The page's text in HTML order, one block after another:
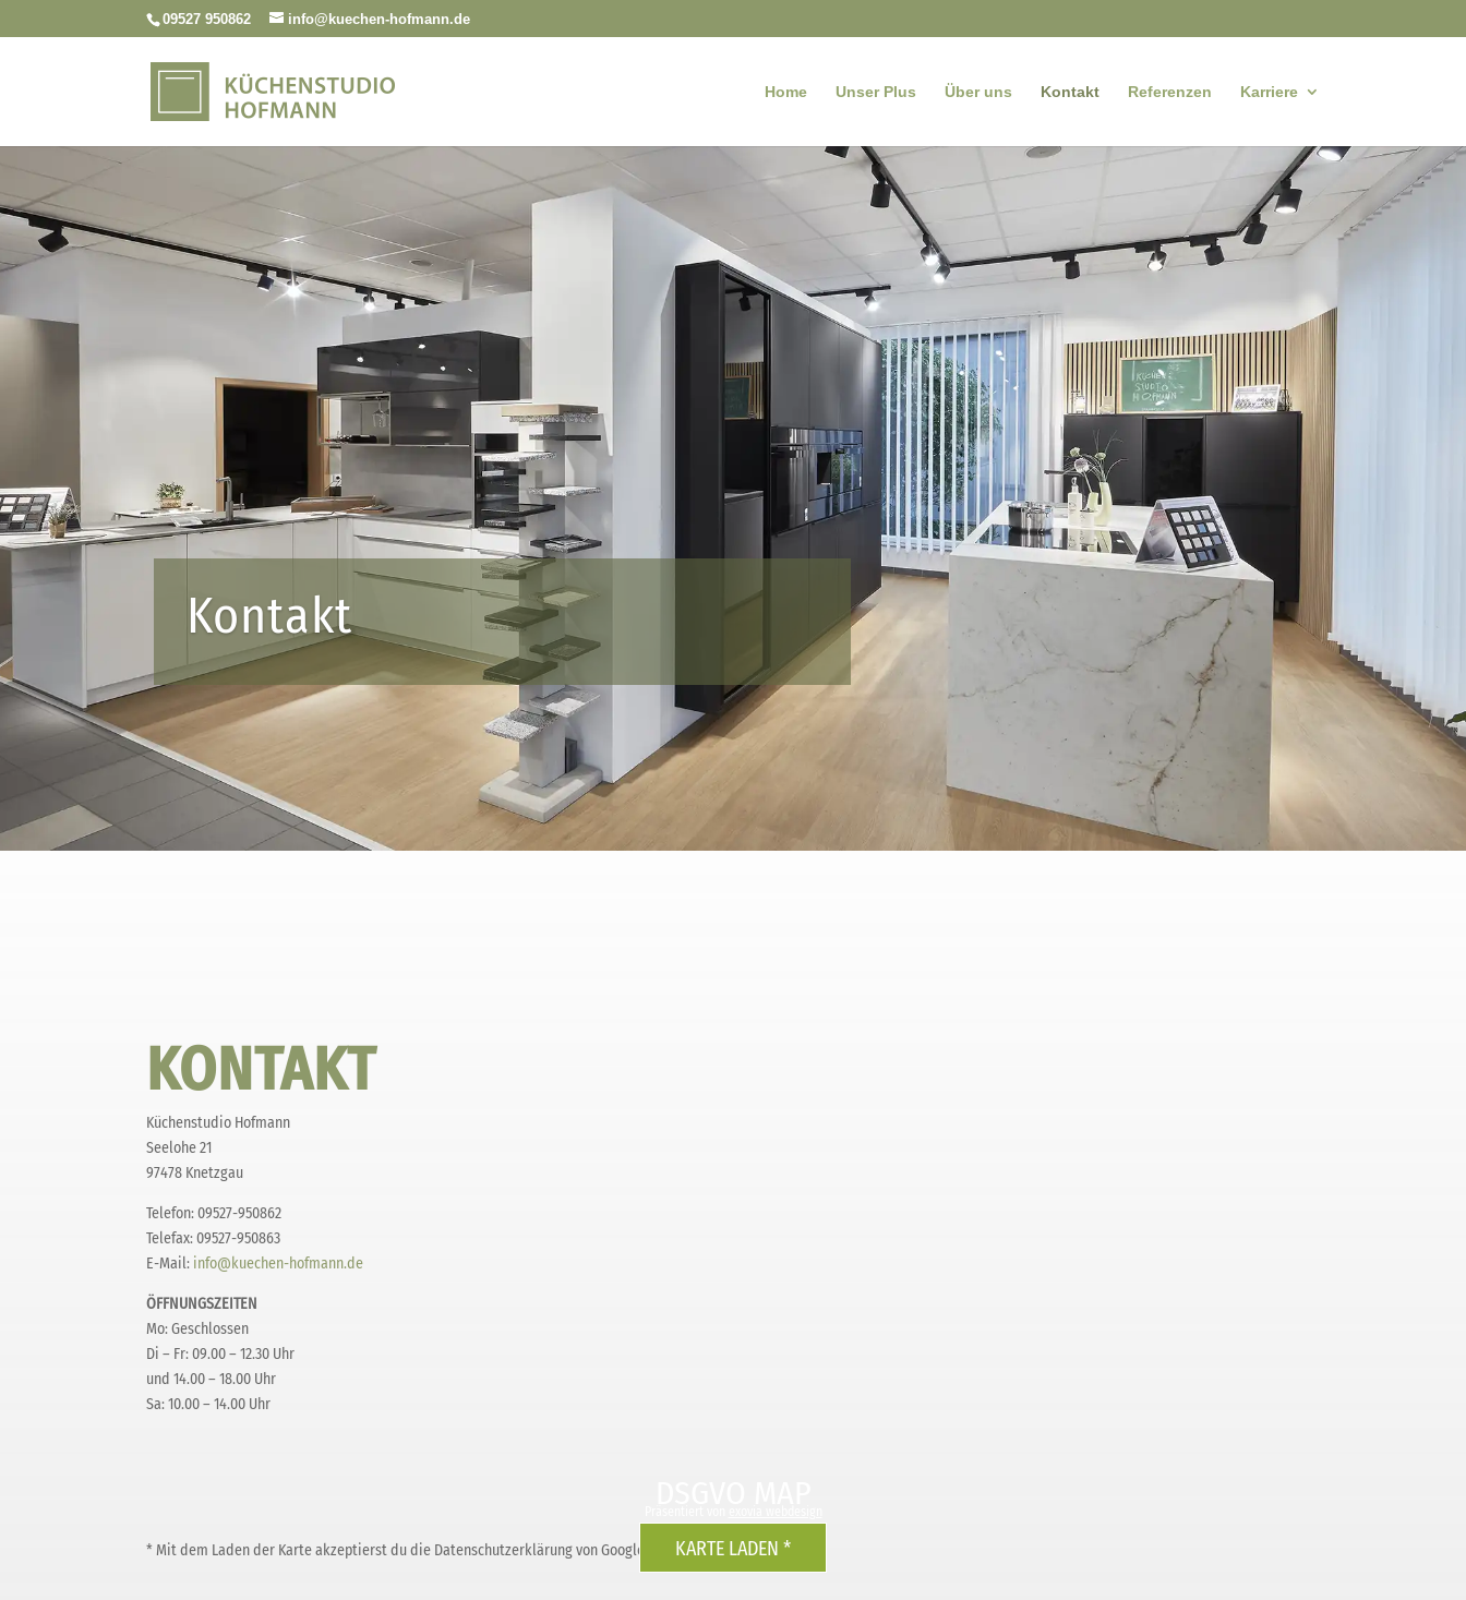
09527 950862 info@kuechen-hofmann.de
Home Unser Plus Über uns Kontakt Referenzen Karriere
Kontakt
KONTAKT
Küchenstudio Hofmann
Seelohe 21
97478 Knetzgau
Telefon: 09527-950862
Telefax: 09527-950863
E-Mail: info@kuechen-hofmann.de
ÖFFNUNGSZEITEN
Mo: Geschlossen
Di – Fr: 09.00 – 12.30 Uhr
und 14.00 – 18.00 Uhr
Sa: 10.00 – 14.00 Uhr
KARTE LADEN *
* Mit dem Laden der Karte akzeptierst du die Datenschutzerklärung von Google. Mehr erfahren